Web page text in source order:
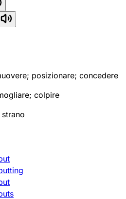
posizionare; concedere
colpire